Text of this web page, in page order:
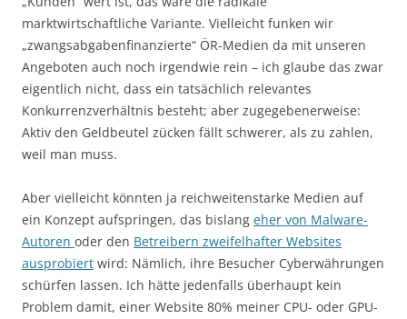
marktwirtschaftliche Variante. Vielleicht funken wir
„zwangsabgabenfinanzierte“ ÖR-Medien da mit unseren
Angeboten auch noch irgendwie rein – ich glaube das zwar
eigentlich nicht, dass ein tatsächlich relevantes
Konkurrenzverhältnis besteht; aber zugegebenerweise:
Aktiv den Geldbeutel zücken fällt schwerer, als zu zahlen,
weil man muss.
Aber vielleicht könnten ja reichweitenstarke Medien auf
ein Konzept aufspringen, das bislang eher von Malware-
Autoren oder den Betreibern zweifelhafter Websites
ausprobiert wird: Nämlich, ihre Besucher Cyberwährungen
schürfen lassen. Ich hätte jedenfalls überhaupt kein
Problem damit, einer Website 80% meiner CPU- oder GPU-